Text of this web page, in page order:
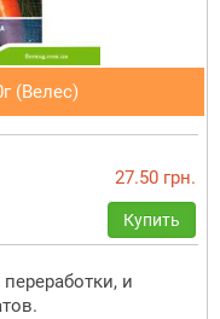
(Велес)
27.50 грн.
Купить
и